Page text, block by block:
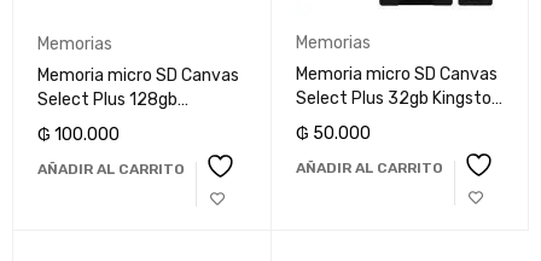
Memorias
Memoria micro SD Canvas
Select Plus 128gb
Kingston V10
₲ 100.000
AÑADIR AL CARRITO
Memorias
Memoria micro SD Canvas
Select Plus 32gb Kingston
V10
₲ 50.000
AÑADIR AL CARRITO